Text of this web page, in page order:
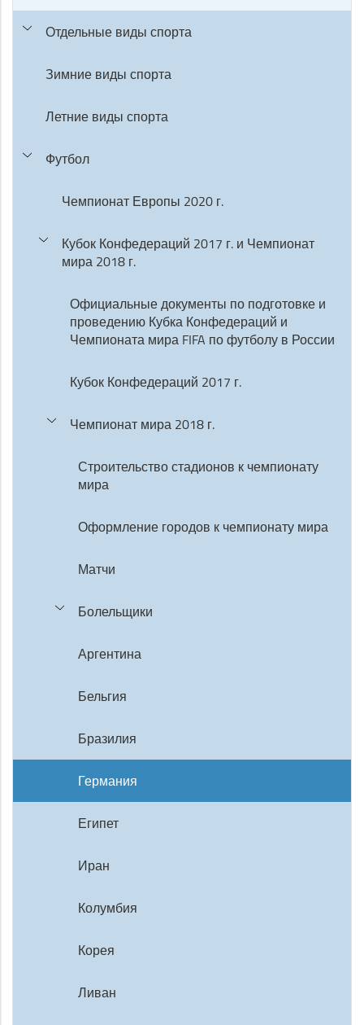
Отдельные виды спорта
Зимние виды спорта
Летние виды спорта
Футбол
Чемпионат Европы 2020 г.
Кубок Конфедераций 2017 г. и Чемпионат
мира 2018 г.
Официальные документы по подготовке и
проведению Кубка Конфедераций и
Чемпионата мира FIFA по футболу в России
Кубок Конфедераций 2017 г.
Чемпионат мира 2018 г.
Строительство стадионов к чемпионату
мира
Оформление городов к чемпионату мира
Матчи
Болельщики
Аргентина
Бельгия
Бразилия
Германия
Египет
Иран
Колумбия
Корея
Ливан